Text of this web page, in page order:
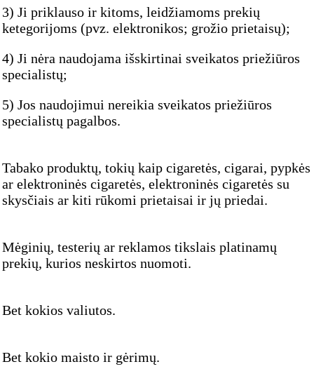
3) Ji priklauso ir kitoms, leidžiamoms prekių
ketegorijoms (pvz. elektronikos; grožio prietaisų);
4) Ji nėra naudojama išskirtinai sveikatos priežiūros
specialistų;
5) Jos naudojimui nereikia sveikatos priežiūros
specialistų pagalbos.
Tabako produktų, tokių kaip cigaretės, cigarai, pypkės
ar elektroninės cigaretės, elektroninės cigaretės su
skysčiais ar kiti rūkomi prietaisai ir jų priedai.
Mėginių, testerių ar reklamos tikslais platinamų
prekių, kurios neskirtos nuomoti.
Bet kokios valiutos.
Bet kokio maisto ir gėrimų.